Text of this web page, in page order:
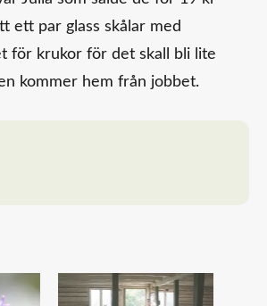
ett par glass skålar med
för krukor för det skall bli lite
kommer hem från jobbet.